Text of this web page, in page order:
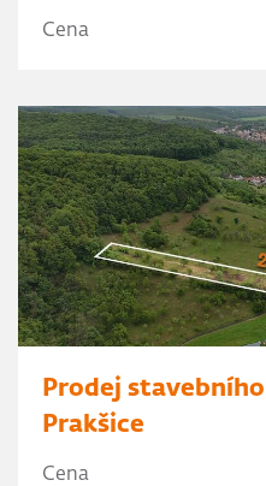
Cena
Prodej stavebního
Prakšice
Cena